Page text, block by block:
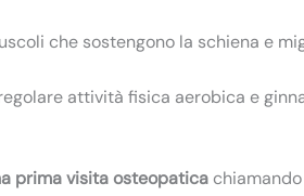
che sostengono la schiena e
attività fisica aerobica e
prima visita osteopatica